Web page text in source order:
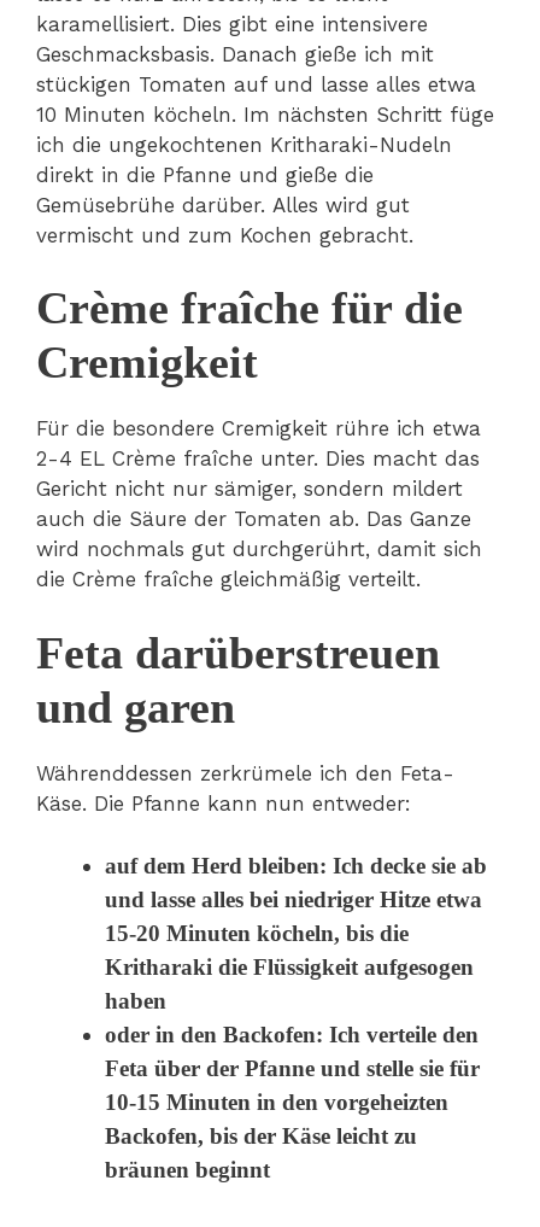
karamellisiert. Dies gibt eine intensivere
Geschmacksbasis. Danach gieße ich mit
stückigen Tomaten auf und lasse alles etwa
10 Minuten köcheln. Im nächsten Schritt füge
ich die ungekochtenen Kritharaki-Nudeln
direkt in die Pfanne und gieße die
Gemüsebrühe darüber. Alles wird gut
vermischt und zum Kochen gebracht.
Crème fraîche für die
Cremigkeit
Für die besondere Cremigkeit rühre ich etwa
2-4 EL Crème fraîche unter. Dies macht das
Gericht nicht nur sämiger, sondern mildert
auch die Säure der Tomaten ab. Das Ganze
wird nochmals gut durchgerührt, damit sich
die Crème fraîche gleichmäßig verteilt.
Feta darüberstreuen
und garen
Währenddessen zerkrümele ich den Feta-
Käse. Die Pfanne kann nun entweder:
auf dem Herd bleiben: Ich decke sie ab
und lasse alles bei niedriger Hitze etwa
15-20 Minuten köcheln, bis die
Kritharaki die Flüssigkeit aufgesogen
haben
oder in den Backofen: Ich verteile den
Feta über der Pfanne und stelle sie für
10-15 Minuten in den vorgeheizten
Backofen, bis der Käse leicht zu
bräunen beginnt